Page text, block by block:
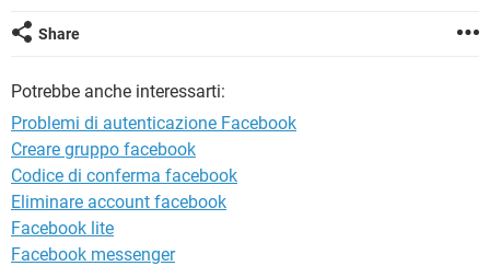
Share
Potrebbe anche interessarti:
Problemi di autenticazione Facebook
Creare gruppo facebook
Codice di conferma facebook
Eliminare account facebook
Facebook lite
Facebook messenger